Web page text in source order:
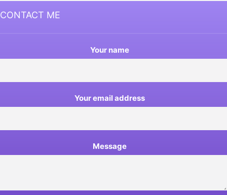
CONTACT ME
Your name
Your email address
Message